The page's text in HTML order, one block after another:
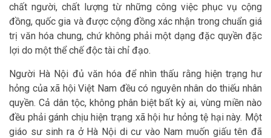
chất người, chất lượng từ những công việc phục vụ cộng
đồng, quốc gia và được cộng đồng xác nhận trong chuẩn giá
trị văn hóa chung, chứ không phải một dạng đặc quyền đặc
lợi do một thể chế độc tài chỉ đạo.
Người Hà Nội đủ văn hóa để nhìn thấu rằng hiện trạng hư
hỏng của xã hội Việt Nam đều có nguyên nhân do thiếu nhân
quyền. Cả dân tộc, không phân biệt bất kỳ ai, vùng miền nào
đều phải gánh chịu hiện trạng xã hội hư hỏng tệ hại này. Một
giáo sư sinh ra ở Hà Nội di cư vào Nam muốn giấu tên đã